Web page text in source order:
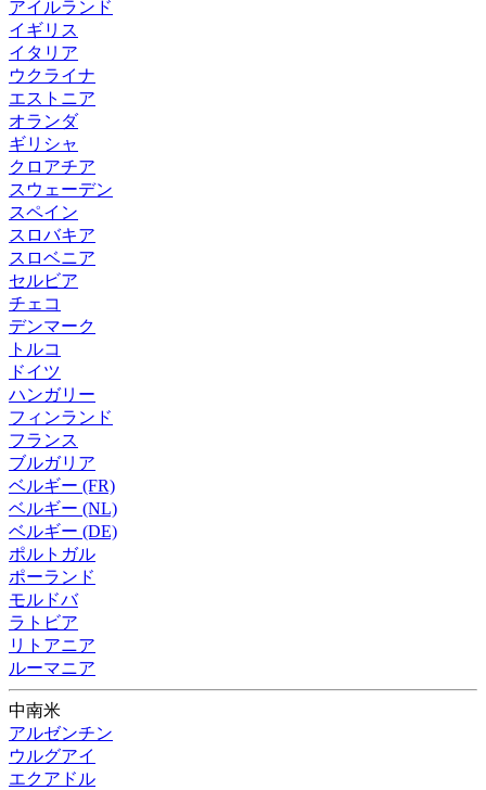
アイルランド
イギリス
イタリア
ウクライナ
エストニア
オランダ
ギリシャ
クロアチア
スウェーデン
スペイン
スロバキア
スロベニア
セルビア
チェコ
デンマーク
トルコ
ドイツ
ハンガリー
フィンランド
フランス
ブルガリア
ベルギー (FR)
ベルギー (NL)
ベルギー (DE)
ポルトガル
ポーランド
モルドバ
ラトビア
リトアニア
ルーマニア
中南米
アルゼンチン
ウルグアイ
エクアドル